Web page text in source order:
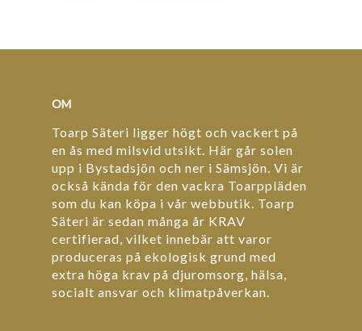
OM
Toarp Säteri ligger högt och vackert på
en ås med milsvid utsikt. Här går solen
upp i Bystadsjön och ner i Sämsjön. Vi är
också kända för den vackra Toarppläden
som du kan köpa i vår webbutik. Toarp
Säteri är sedan många år KRAV
certifierad, vilket innebär att varor
produceras på ekologisk grund med
extra höga krav på djuromsorg, hälsa,
socialt ansvar och klimatpåverkan.